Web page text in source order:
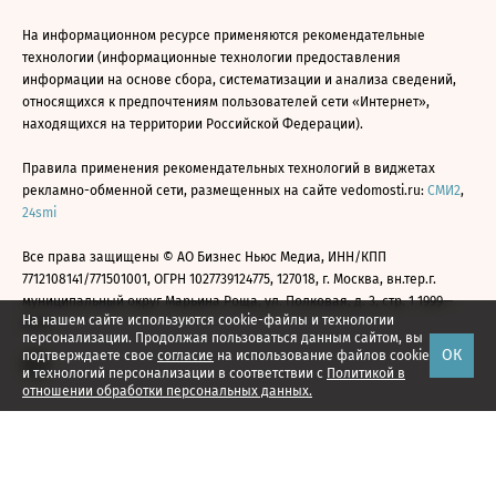
На нашем сайте используются cookie-файлы и технологии
персонализации. Продолжая пользоваться данным сайтом, вы
подтверждаете свое согласие на использование файлов cookie
и технологий персонализации в соответствии с Политикой в
отношении обработки персональных данных.
ОК
На информационном ресурсе применяются рекомендательные
технологии (информационные технологии предоставления
информации на основе сбора, систематизации и анализа сведений,
относящихся к предпочтениям пользователей сети «Интернет»,
находящихся на территории Российской Федерации).
Правила применения рекомендательных технологий в виджетах
рекламно-обменной сети, размещенных на сайте vedomosti.ru: СМИ2,
24smi
Все права защищены © АО Бизнес Ньюс Медиа, ИНН/КПП
7712108141/771501001, ОГРН 1027739124775, 127018, г. Москва, вн.тер.г.
муниципальный округ Марьина Роща, ул. Полковая, д. 3, стр. 1 1999—
2026